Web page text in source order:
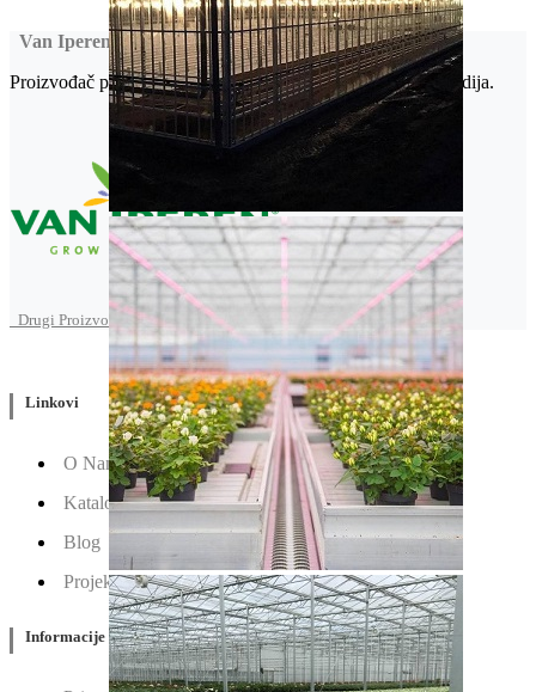
Van Iperen
Proizvođač poljoprivrednih hemikalija iz Vestmaas-a, Holandija.
Drugi Proizvodi od Van Iperen
Linkovi
O Nama
Katalozi
Blog
Projektovanje / Izgradnja
Informacije